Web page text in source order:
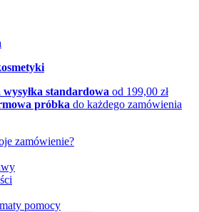
standardowa od 199,00 zł
próbka do każdego zamówienia
zamówienie?
pomocy